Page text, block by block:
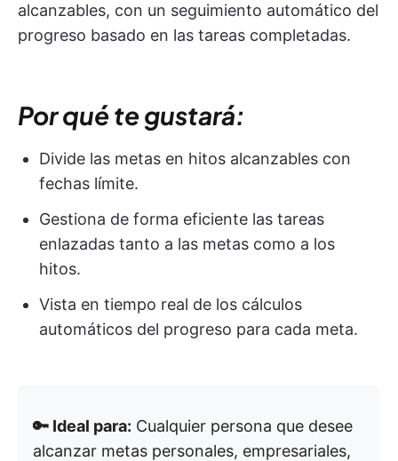
alcanzables, con un seguimiento automático del
progreso basado en las tareas completadas.
Por qué te gustará:
Divide las metas en hitos alcanzables con
fechas límite.
Gestiona de forma eficiente las tareas
enlazadas tanto a las metas como a los
hitos.
Vista en tiempo real de los cálculos
automáticos del progreso para cada meta.
🔑 Ideal para: Cualquier persona que desee
alcanzar metas personales, empresariales,